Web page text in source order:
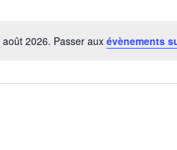
Notice
2026. Passer aux évènements